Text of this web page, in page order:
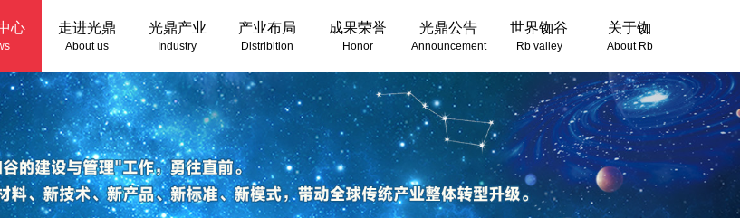
心 走进光鼎
About us
光鼎产业
Industry
产业布局
Distribition
成果荣誉
Honor
光鼎公告
Announcement
世界铷谷
Rb valley
关于铷
About Rb